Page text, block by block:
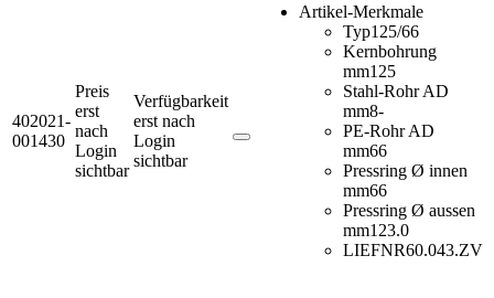
402021-
001430
Preis
erst
nach
Login
sichtbar
Verfügbarkeit
erst nach
Login
sichtbar
Artikel-Merkmale
Typ125/66
Kernbohrung
mm125
Stahl-Rohr AD
mm8-
PE-Rohr AD
mm66
Pressring Ø innen
mm66
Pressring Ø aussen
mm123.0
LIEFNR60.043.ZV